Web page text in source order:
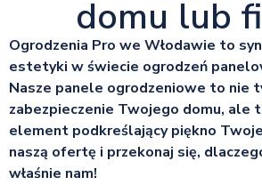
domu lub
Ogrodzenia Pro we Włodawie to
estetyki w świecie ogrodzeń
Nasze panele ogrodzeniowe to nie
zabezpieczenie Twojego domu, ale
element podkreślający piękno
naszą ofertę i przekonaj się,
właśnie nam!